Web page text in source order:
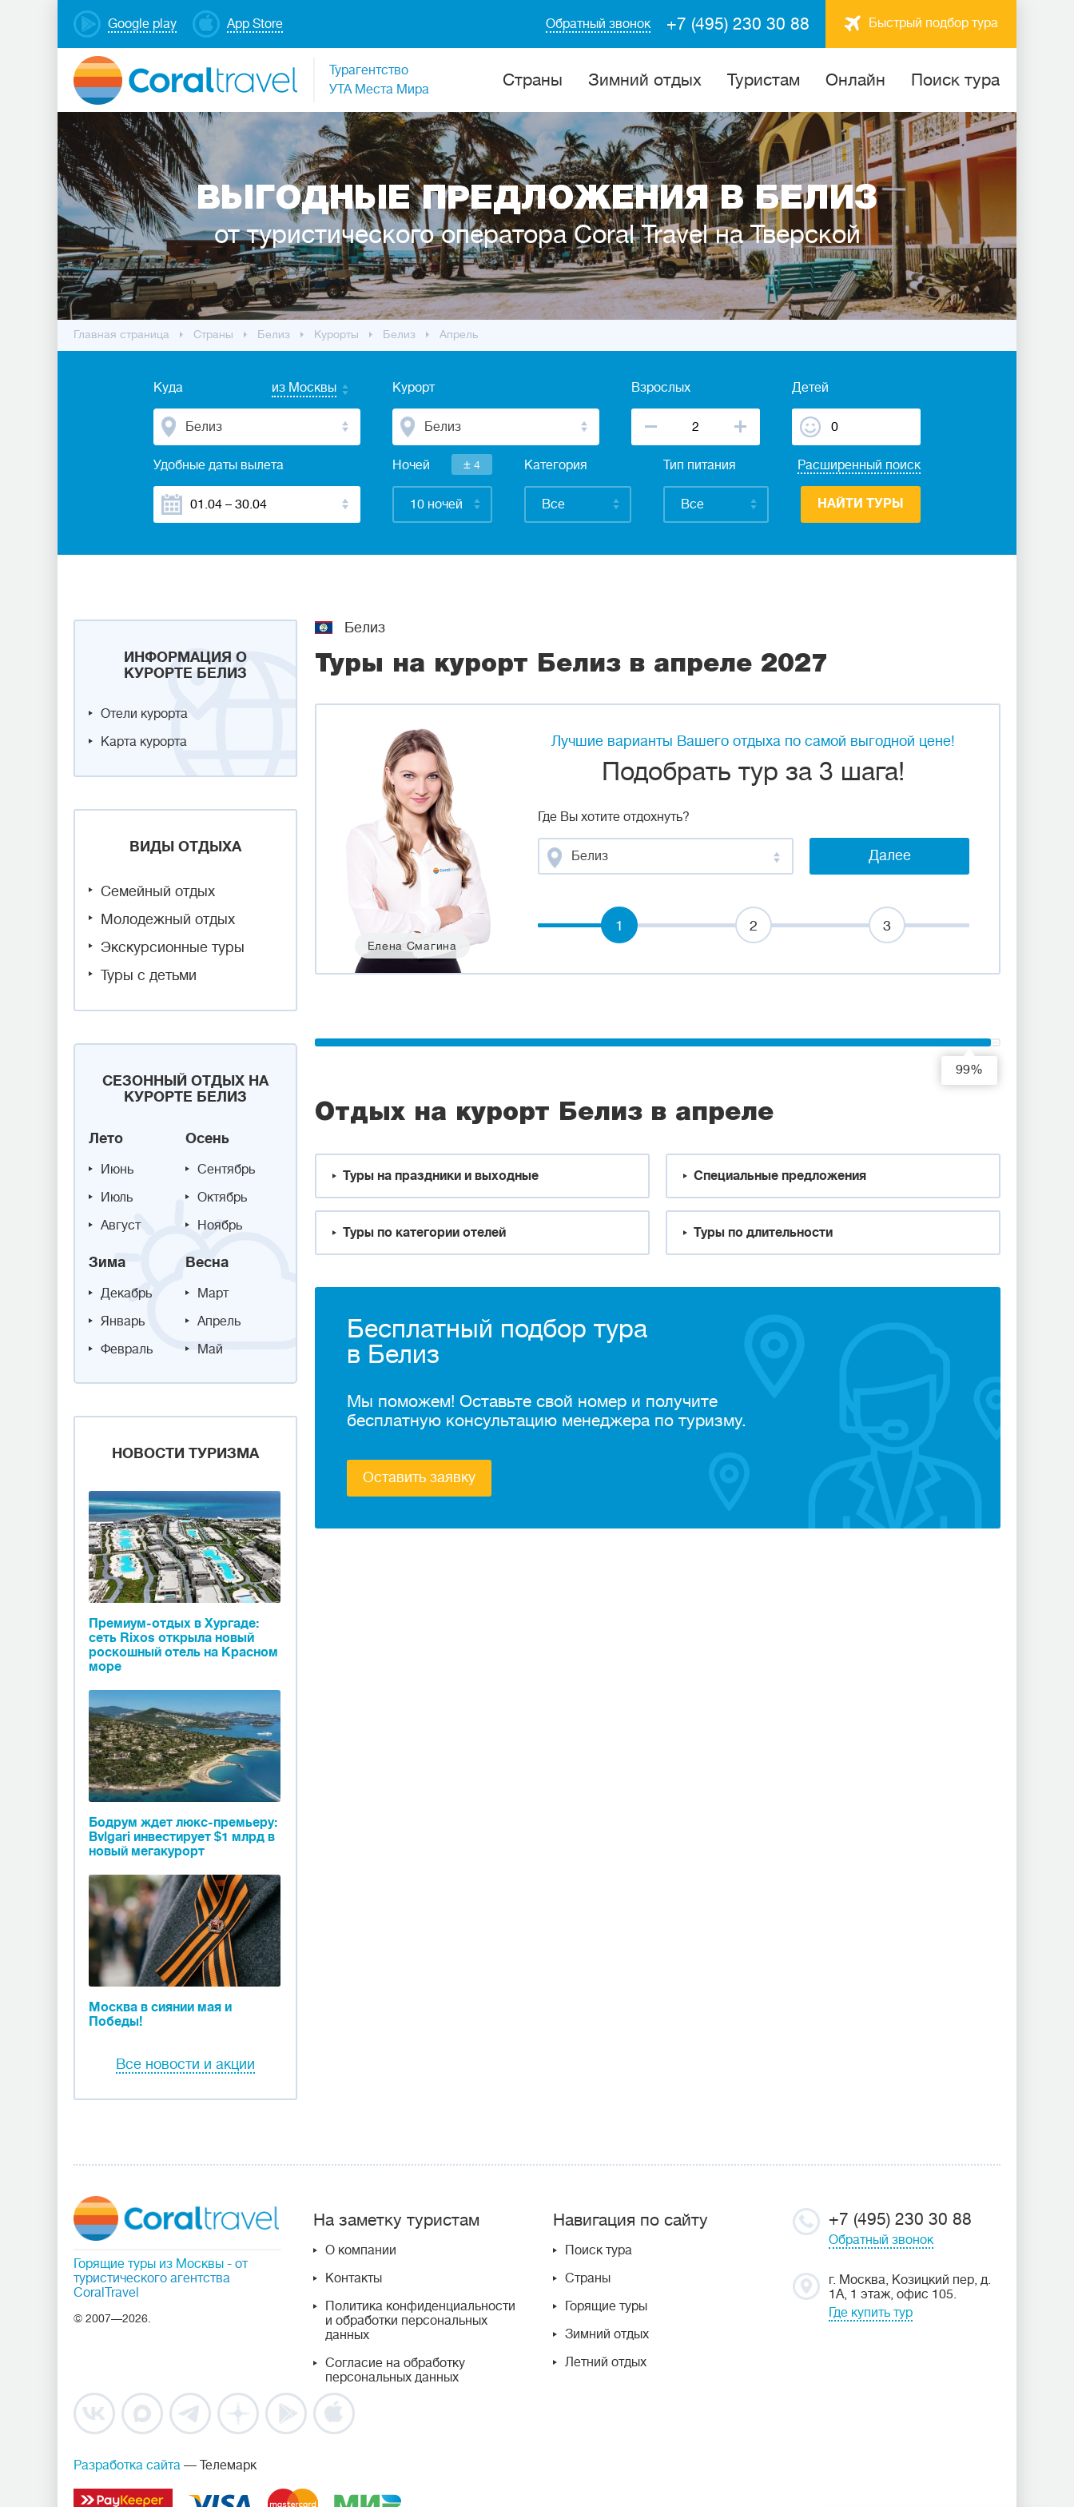
Google play App Store Быстрый подбор тура
+7 (495) 230 30 88
Обратный звонок
Турагентство
УТА Места Мира
Cтраны Зимний отдых Туристам Онлайн Поиск тура
ВЫГОДНЫЕ ПРЕДЛОЖЕНИЯ В БЕЛИЗ
от туристического оператора Coral Travel на Тверской
Главная страница Cтраны Белиз Курорты Белиз Апрель
Куда из Москвы
Белиз
Курорт
Белиз
Взрослых Детей
Удобные даты вылета Ночей ±4
10 ночей
Категория
Все
Тип питания
Все
Расширенный поиск
НАЙТИ ТУРЫ
ИНФОРМАЦИЯ О
КУРОРТЕ БЕЛИЗ
Отели курорта
Карта курорта
ВИДЫ ОТДЫХА
Семейный отдых
Молодежный отдых
Экскурсионные туры
Туры с детьми
СЕЗОННЫЙ ОТДЫХ НА
КУРОРТЕ БЕЛИЗ
Лето
Июнь
Июль
Август
Осень
Сентябрь
Октябрь
Ноябрь
Зима
Декабрь
Январь
Февраль
Весна
Март
Апрель
Май
НОВОСТИ ТУРИЗМА
Премиум-отдых в Хургаде:
сеть Rixos открыла новый
роскошный отель на Красном
море
Бодрум ждет люкс-премьеру:
Bvlgari инвестирует $1 млрд в
новый мегакурорт
Москва в сиянии мая и
Победы!
Все новости и акции
Белиз
Туры на курорт Белиз в апреле 2027
Елена Смагина
Лучшие варианты Вашего отдыха по самой выгодной цене!
Подобрать тур за 3 шага!
Где Вы хотите отдохнуть?
Белиз Далее
1 2 3
99%
Отдых на курорт Белиз в апреле
Туры на праздники и выходные Специальные предложения
Туры по категории отелей Туры по длительности
Бесплатный подбор тура
в Белиз
Мы поможем! Оставьте свой номер и получите
бесплатную консультацию менеджера по туризму.
Оставить заявку
Горящие туры из Москвы - от
туристического агентства
CoralTravel
© 2007—2026.
На заметку туристам
О компании
Контакты
Политика конфиденциальности
и обработки персональных
данных
Согласие на обработку
персональных данных
Навигация по сайту
Поиск тура
Страны
Горящие туры
Зимний отдых
Летний отдых
+7 (495) 230 30 88
Обратный звонок
г. Москва, Козицкий пер, д.
1А, 1 этаж, офис 105.
Где купить тур
Разработка сайта — Телемарк